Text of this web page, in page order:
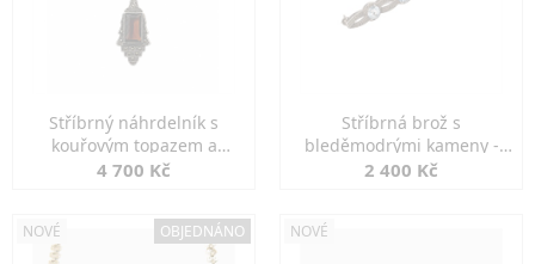
Stříbrný náhrdelník s
kouřovým topazem a
markazity
4 700 Kč
Stříbrná brož s
bleděmodrými kameny -
jemná elegance
2 400 Kč
NOVÉ OBJEDNÁNO NOVÉ